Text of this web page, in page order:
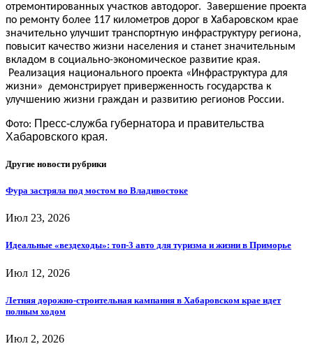
отремонтированных участков автодорог. Завершение проекта
по ремонту более 117 километров дорог в Хабаровском крае
значительно улучшит транспортную инфраструктуру региона,
повысит качество жизни населения и станет значительным
вкладом в социально-экономическое развитие края.
Реализация национального проекта «Инфраструктура для
жизни» демонстрирует приверженность государства к
улучшению жизни граждан и развитию регионов России.
Фото: Пресс-служба губернатора и правительства
Хабаровского края.
Другие новости рубрики
Фура застряла под мостом во Владивостоке
Июл 23, 2026
Идеальные «вездеходы»: топ-3 авто для туризма и жизни в Приморье
Июл 12, 2026
Летняя дорожно-строительная кампания в Хабаровском крае идет
полным ходом
Июл 2, 2026